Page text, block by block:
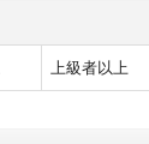
上級者以上